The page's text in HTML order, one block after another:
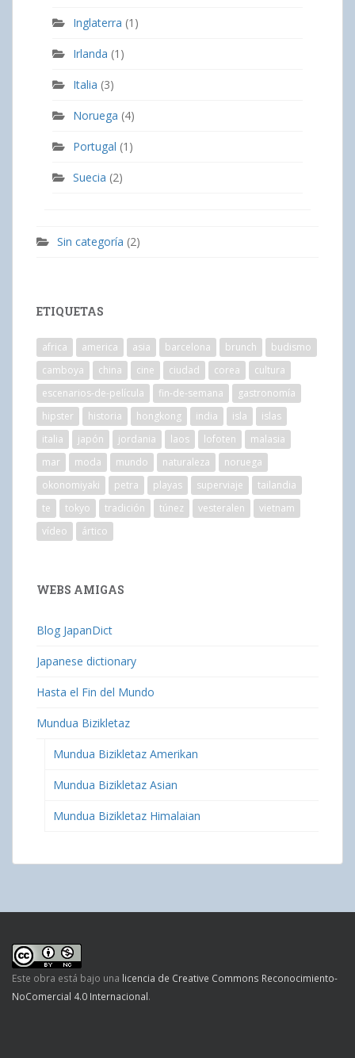
Inglaterra (1)
Irlanda (1)
Italia (3)
Noruega (4)
Portugal (1)
Suecia (2)
Sin categoría (2)
ETIQUETAS
africa america asia barcelona brunch
budismo
camboya
china cine ciudad corea
cultura
escenarios-de-película
fin-de-semana
gastronomía
hipster
historia hongkong india isla
islas
italia
japón jordania laos lofoten
malasia
mar
moda mundo naturaleza
noruega
okonomiyaki
petra playas superviaje
tailandia
te
tokyo tradición túnez vesteralen
vietnam
vídeo
ártico
WEBS AMIGAS
Blog JapanDict
Japanese dictionary
Hasta el Fin del Mundo
Mundua Bizikletaz
Mundua Bizikletaz Amerikan
Mundua Bizikletaz Asian
Mundua Bizikletaz Himalaian
Este obra está bajo una licencia de Creative Commons Reconocimiento-
NoComercial 4.0 Internacional.